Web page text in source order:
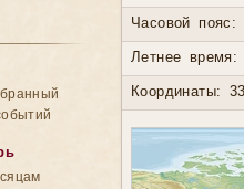
Часовой пояс:
Летнее время:
Координаты: